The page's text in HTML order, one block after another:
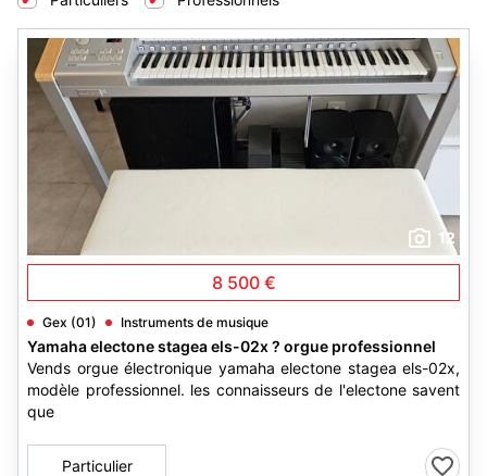
12
8 500 €
Gex (01) Instruments de musique
Yamaha electone stagea els-02x ? orgue professionnel
Vends orgue électronique yamaha electone stagea els-02x,
modèle professionnel. les connaisseurs de l'electone savent
que
Particulier